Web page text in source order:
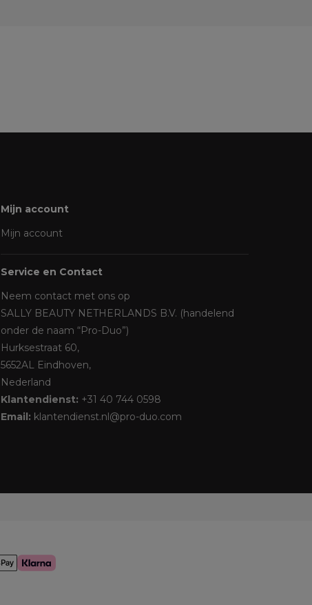
Mijn account
Mijn account
Service en Contact
Neem contact met ons op
SALLY BEAUTY NETHERLANDS B.V. (handelend
onder de naam “Pro-Duo”)
Hurksestraat 60,
5652AL Eindhoven,
Nederland
Klantendienst: +31 40 744 0598
Email: klantendienst.nl@pro-duo.com